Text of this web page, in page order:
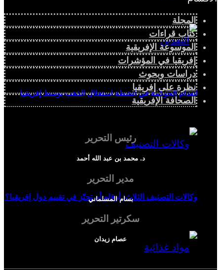
انعدام الحوكمة في أنشطة استغلال الذهب بوسط إفريقيا
وكالات التصنيف الثلاث: أرقام أم تحيّز في تقييم دول إفريقيا؟
المجلة
كتاب قراءات
الموسوعة الإفريقية
إفريقيا في المؤشرات
دراسات وبحوث
نظرة على إفريقيا
الصحافة الإفريقية
رئيس التحرير
د. محمد بن عبد الله أحمد
مدير التحرير
بسام المسلماني
سكرتير التحرير
عصام زيدان